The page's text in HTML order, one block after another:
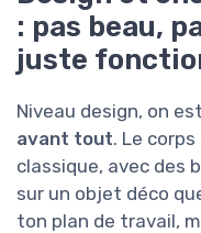
: pas beau,
juste
Niveau design, on
avant tout. Le
classique, avec des
sur un objet déco
ton plan de travail,